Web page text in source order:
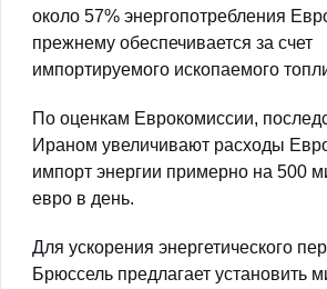
около 57% энергопотребления
прежнему обеспечивается за счет
импортируемого ископаемого
По оценкам Еврокомиссии,
Ираном увеличивают расходы
импорт энергии примерно на 500
евро в день.
Для ускорения энергетического
Брюссель предлагает установить